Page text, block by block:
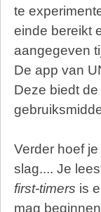
te
einde bereikt
aangegeven
De app van
Deze biedt
Verder hoef
slag.... Je
first-timers is
mag